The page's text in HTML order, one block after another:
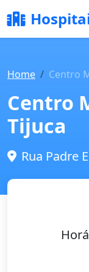
Home Centro
Centro
Tijuca
Rua Padre